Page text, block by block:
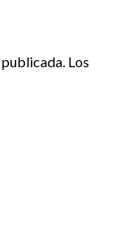
Los